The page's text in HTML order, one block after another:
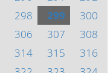
298 299
300
306 307
308
314 315
316